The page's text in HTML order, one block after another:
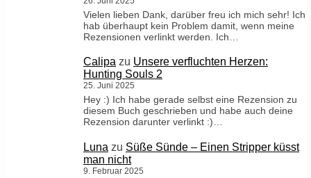
Vielen lieben Dank, darüber freu ich mich sehr! Ich
hab überhaupt kein Problem damit, wenn meine
Rezensionen verlinkt werden. Ich…
Calipa zu Unsere verfluchten Herzen:
Hunting Souls 2
25. Juni 2025
Hey :) Ich habe gerade selbst eine Rezension zu
diesem Buch geschrieben und habe auch deine
Rezension darunter verlinkt :)…
Luna zu Süße Sünde – Einen Stripper küsst
man nicht
9. Februar 2025